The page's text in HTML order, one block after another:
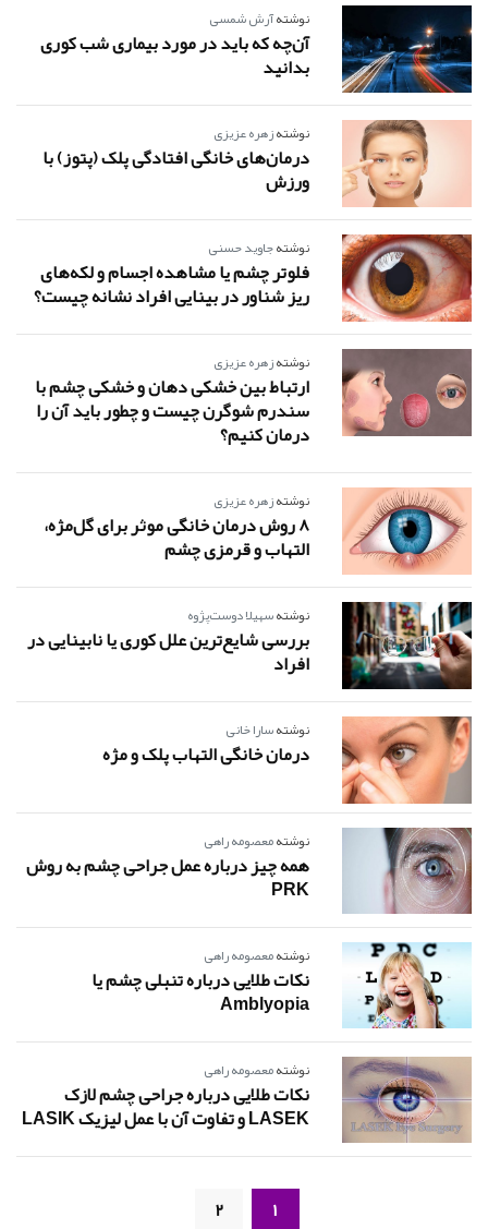
نوشتهآرش شمسی
آن‌چه که باید در مورد بیماری شب کوری
بدانید
نوشتهزهره عزیزی
درمان‌های خانگی افتادگی پلک (پتوز) با
ورزش
نوشتهجاوید حسنی
فلوتر چشم یا مشاهده اجسام و لکه‌های
ریز شناور در بینایی افراد نشانه چیست؟
نوشتهزهره عزیزی
ارتباط بین خشکی دهان و خشکی چشم با
سندرم شوگرن چیست و چطور باید آن را
درمان کنیم؟
نوشتهزهره عزیزی
8 روش درمان خانگی موثر برای گل‌مژه،
التهاب و قرمزی چشم
نوشتهسهیلا دوست‌پژوه
بررسی شایع‌ترین علل کوری یا نابینایی در
افراد
نوشتهسارا خانی
درمان خانگی التهاب پلک و مژه
نوشتهمعصومه راهی
همه چیز درباره عمل جراحی چشم به روش
PRK
نوشتهمعصومه راهی
نکات طلایی درباره تنبلی چشم یا
Amblyopia
نوشتهمعصومه راهی
نکات طلایی درباره جراحی چشم لازک
LASEK و تفاوت آن با عمل لیزیک LASIK
1
2